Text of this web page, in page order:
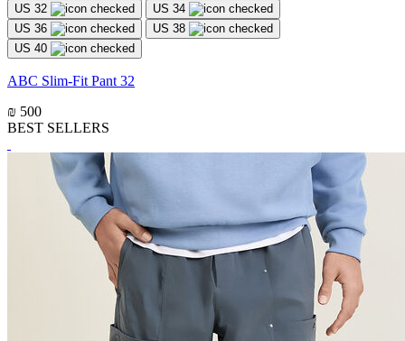
US 32
US 34
US 36
US 38
US 40
ABC Slim-Fit Pant 32
₪ 500
BEST SELLERS